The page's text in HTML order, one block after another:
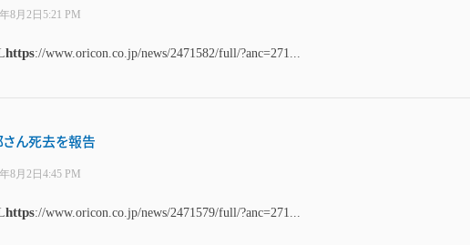
8月2日5:21 PM
https://www.oricon.co.jp/news/2471582/full/?anc=271...
さん死去を報告
8月2日4:45 PM
https://www.oricon.co.jp/news/2471579/full/?anc=271...